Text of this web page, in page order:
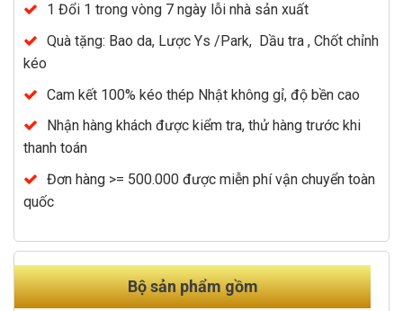
1 Đổi 1 trong vòng 7 ngày lỗi nhà sản xuất
Quà tặng: Bao da, Lược Ys /Park, Dầu tra , Chốt chỉnh
kéo
Cam kết 100% kéo thép Nhật không gỉ, độ bền cao
Nhận hàng khách được kiểm tra, thử hàng trước khi
thanh toán
Đơn hàng >= 500.000 được miễn phí vận chuyển toàn
quốc
Bộ sản phẩm gồm